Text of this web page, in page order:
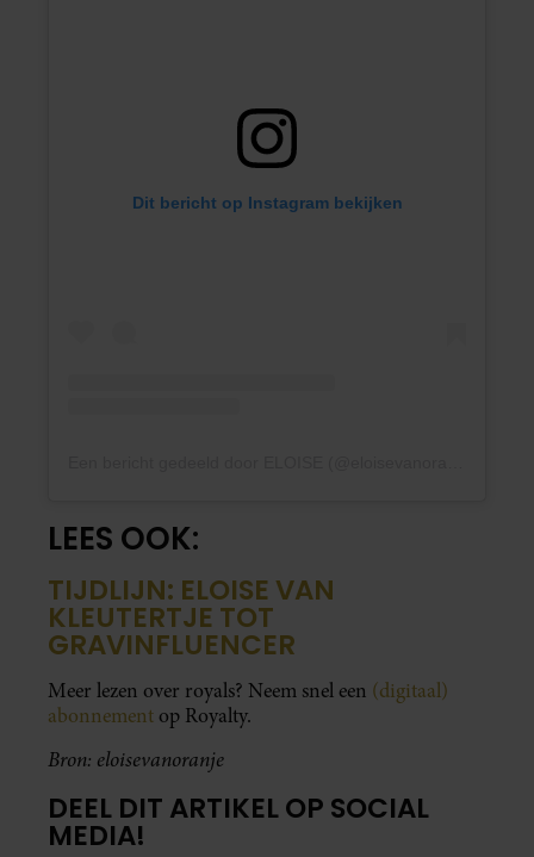
Dit bericht op Instagram bekijken
LEES OOK:
TIJDLIJN: ELOISE VAN
KLEUTERTJE TOT
GRAVINFLUENCER
Meer lezen over royals? Neem snel een (digitaal)
abonnement op Royalty.
Bron: eloisevanoranje
DEEL DIT ARTIKEL OP SOCIAL
MEDIA!